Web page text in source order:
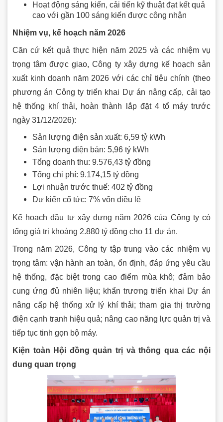
Hoạt động sáng kiến, cải tiến kỹ thuật đạt kết quả
cao với gần 100 sáng kiến được công nhận
Nhiệm vụ, kế hoạch năm 2026
Căn cứ kết quả thực hiện năm 2025 và các nhiệm vụ
trọng tâm được giao, Công ty xây dựng kế hoạch sản
xuất kinh doanh năm 2026 với các chỉ tiêu chính (theo
phương án Công ty triển khai Dự án nâng cấp, cải tạo
hệ thống khí thải, hoàn thành lắp đặt 4 tổ máy trước
ngày 31/12/2026):
Sản lượng điện sản xuất: 6,59 tỷ kWh
Sản lượng điện bán: 5,96 tỷ kWh
Tổng doanh thu: 9.576,43 tỷ đồng
Tổng chi phí: 9.174,15 tỷ đồng
Lợi nhuận trước thuế: 402 tỷ đồng
Dự kiến cổ tức: 7% vốn điều lệ
Kế hoạch đầu tư xây dựng năm 2026 của Công ty có
tổng giá trị khoảng 2.880 tỷ đồng cho 11 dự án.
Trong năm 2026, Công ty tập trung vào các nhiệm vụ
trọng tâm: vận hành an toàn, ổn định, đáp ứng yêu cầu
hệ thống, đặc biệt trong cao điểm mùa khô; đảm bảo
cung ứng đủ nhiên liệu; khẩn trương triển khai Dự án
nâng cấp hệ thống xử lý khí thải; tham gia thị trường
điện cạnh tranh hiệu quả; nâng cao năng lực quản trị và
tiếp tục tinh gọn bộ máy.
Kiện toàn Hội đồng quản trị và thông qua các nội
dung quan trọng